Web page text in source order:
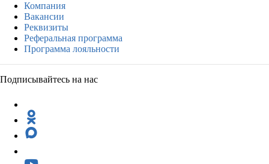
Компания
Вакансии
Реквизиты
Реферальная программа
Программа лояльности
Подписывайтесь на нас